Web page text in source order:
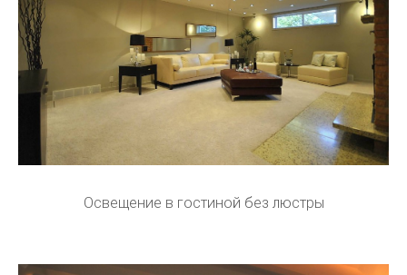
Освещение в гостиной без люстры